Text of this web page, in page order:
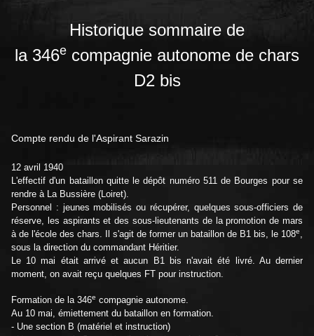
Historique sommaire de
la 346e compagnie autonome de chars
D2 bis
Compte rendu de l'Aspirant Sarazin
12 avril 1940
L'effectif d'un bataillon quitte le dépôt numéro 511 de Bourges pour se
rendre à La Bussière (Loiret).
Personnel : jeunes mobilisés ou récupérer, quelques sous-officiers de
réserve, les aspirants et des sous-lieutenants de la promotion de mars
à de l'école des chars. Il s'agit de former un bataillon de B1 bis, le 108e,
sous la direction du commandant Héritier.
Le 10 mai était arrivé et aucun B1 bis n'avait été livré. Au dernier
moment, on avait reçu quelques FT pour instruction.
Formation de la 346e compagnie autonome.
Au 10 mai, émiettement du bataillon en formation.
- Une section B (matériel et instruction)